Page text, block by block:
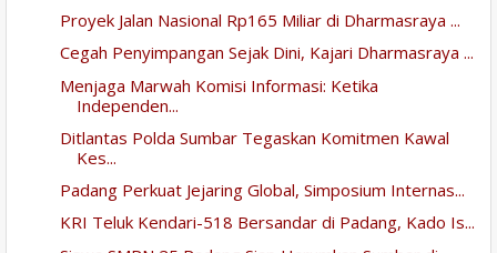
Proyek Jalan Nasional Rp165 Miliar di Dharmasraya ...
Cegah Penyimpangan Sejak Dini, Kajari Dharmasraya ...
Menjaga Marwah Komisi Informasi: Ketika
Independen...
Ditlantas Polda Sumbar Tegaskan Komitmen Kawal
Kes...
Padang Perkuat Jejaring Global, Simposium Internas...
KRI Teluk Kendari-518 Bersandar di Padang, Kado Is...